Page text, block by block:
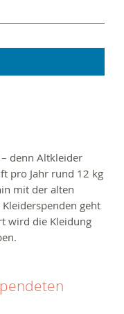
denn Altkleider
pro Jahr rund 12 kg
mit der alten
geht
wird die Kleidung